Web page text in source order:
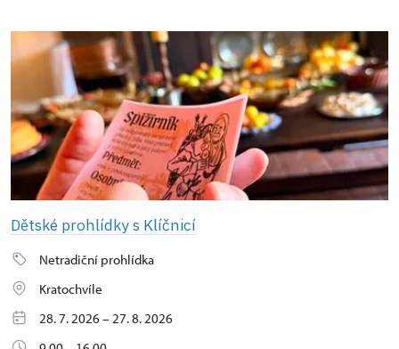
Dětské prohlídky s Klíčnicí
Netradiční prohlídka
Kratochvíle
28. 7. 2026 – 27. 8. 2026